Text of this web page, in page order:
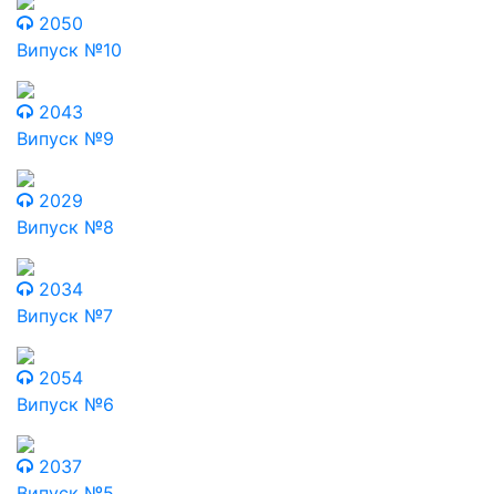
2050
Випуск №10
2043
Випуск №9
2029
Випуск №8
2034
Випуск №7
2054
Випуск №6
2037